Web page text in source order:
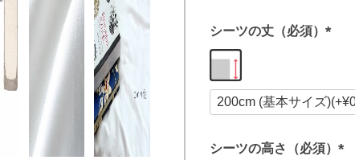
シーツの丈（必須）
須
)
シーツの高さ（必須）